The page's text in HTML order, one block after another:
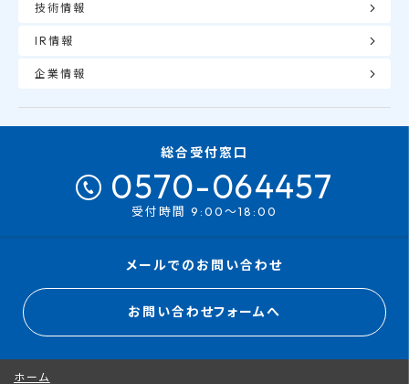
技術情報
IR情報
企業情報
総合受付窓口
0570-064457
受付時間 9:00～18:00
メールでのお問い合わせ
お問い合わせフォームへ
ホーム